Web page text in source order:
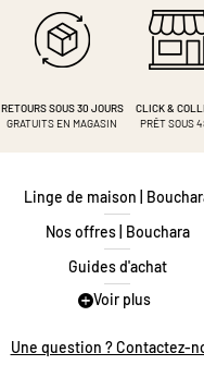
RETOURS SOUS 30 JOURS
GRATUITS EN MAGASIN
CLICK &
PRÊT SOUS
Linge de maison |
Nos offres | Bouchara
Guides d'achat
Guide des tailles
Voir plus
Une question ? Contactez-